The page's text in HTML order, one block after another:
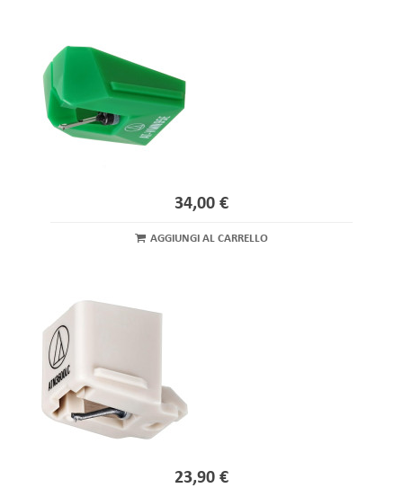
34,00 €
AGGIUNGI AL CARRELLO
23,90 €